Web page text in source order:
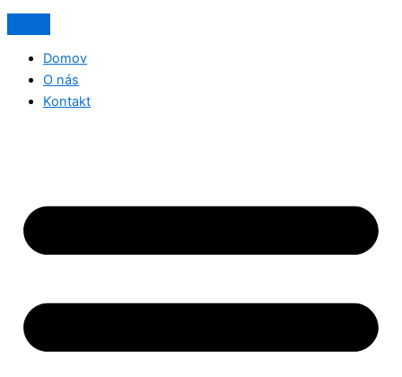
Domov
O nás
Kontakt